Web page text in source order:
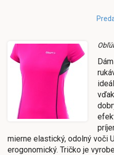
mierne elastický, odolný voči
erogonomický. Tričko je